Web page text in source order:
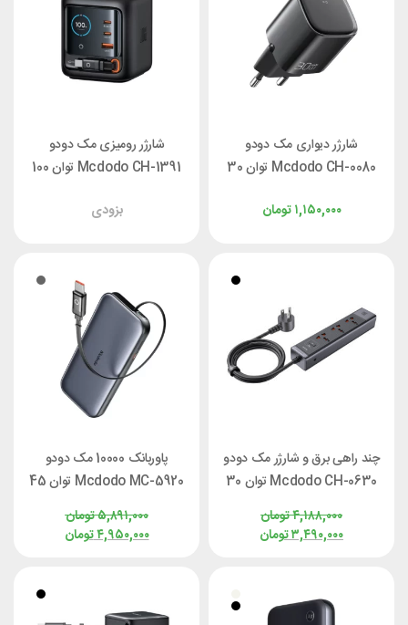
شارژر دیواری مک دودو
Mcdodo CH-0080 توان 30
تومان۱,۱۵۰,۰۰۰
شارژر رومیزی مک دودو
Mcdodo CH-1391 توان 100
بزودی
چند راهی برق و شارژر مک دودو
Mcdodo CH-0630 توان 30
تومان۴,۱۸۸,۰۰۰
تومان۳,۴۹۰,۰۰۰
پاوربانک 10000 مک دودو
Mcdodo MC-5920 توان 45
تومان۵,۸۹۱,۰۰۰
تومان۴,۹۵۰,۰۰۰